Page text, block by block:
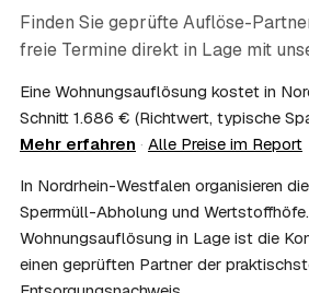
ordentliche Rechnung mit
genaue Anrechnung klären Sie mit
Muss ich bei der
sein?
Nicht zwingend. Viele Auflösungen
Schlüsselübergabe ohne Sie ab —
sein, etwa um Wertsachen oder
vorab zu sichern.
10
Bekomme ich einen
Ja. Auf Wunsch erhalten Sie einen
über die fachgerechte Verwertung —
Finden Sie geprüfte Auflöse-
freie Termine direkt in Lage mit
Eine Wohnungsauflösung kostet in
Schnitt 1.686 € (Richtwert, typische
Mehr erfahren · Alle Preise im Report
In Nordrhein-Westfalen organisieren
Sperrmüll-Abholung und
Wohnungsauflösung in Lage ist die
einen geprüften Partner der